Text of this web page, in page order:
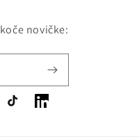
novičke:
TikTok LinkedIn